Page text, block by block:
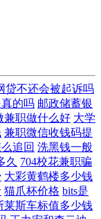
贷不还会被起诉吗
的吗 邮政储蓄银
兼职做什么好 大学
兼职微信收钱码提
追回 洗黑钱一般
久 704校花兼职骗
大彩黄鹤楼多少钱
猫爪杯价格 bits是
莱斯车标值多少钱